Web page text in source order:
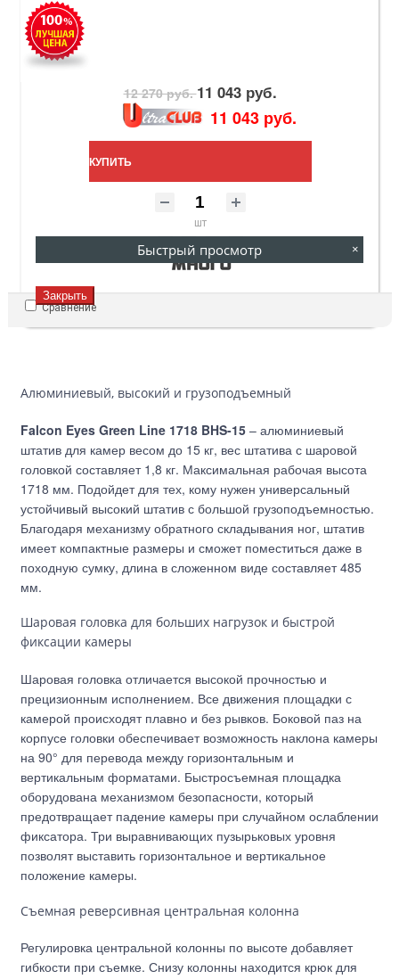
12 270 руб.11 043 руб.
11 043 руб.
КУПИТЬ
шт
Сравнение
Алюминиевый, высокий и грузоподъемный
Falcon Eyes Green Line 1718 BHS-15 – алюминиевый
штатив для камер весом до 15 кг, вес штатива с шаровой
головкой составляет 1,8 кг. Максимальная рабочая высота
1718 мм. Подойдет для тех, кому нужен универсальный
устойчивый высокий штатив с большой грузоподъемностью.
Благодаря механизму обратного складывания ног, штатив
имеет компактные размеры и сможет поместиться даже в
походную сумку, длина в сложенном виде составляет 485
мм.
Шаровая головка для больших нагрузок и быстрой
фиксации камеры
Шаровая головка отличается высокой прочностью и
прецизионным исполнением. Все движения площадки с
камерой происходят плавно и без рывков. Боковой паз на
корпусе головки обеспечивает возможность наклона камеры
на 90° для перевода между горизонтальным и
вертикальным форматами. Быстросъемная площадка
оборудована механизмом безопасности, который
предотвращает падение камеры при случайном ослаблении
фиксатора. Три выравнивающих пузырьковых уровня
позволят выставить горизонтальное и вертикальное
положение камеры.
Съемная реверсивная центральная колонна
Регулировка центральной колонны по высоте добавляет
гибкости при съемке. Снизу колонны находится крюк для
Быстрый просмотр ×
Закрыть